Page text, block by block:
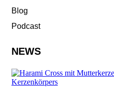
Blog
Podcast
NEWS